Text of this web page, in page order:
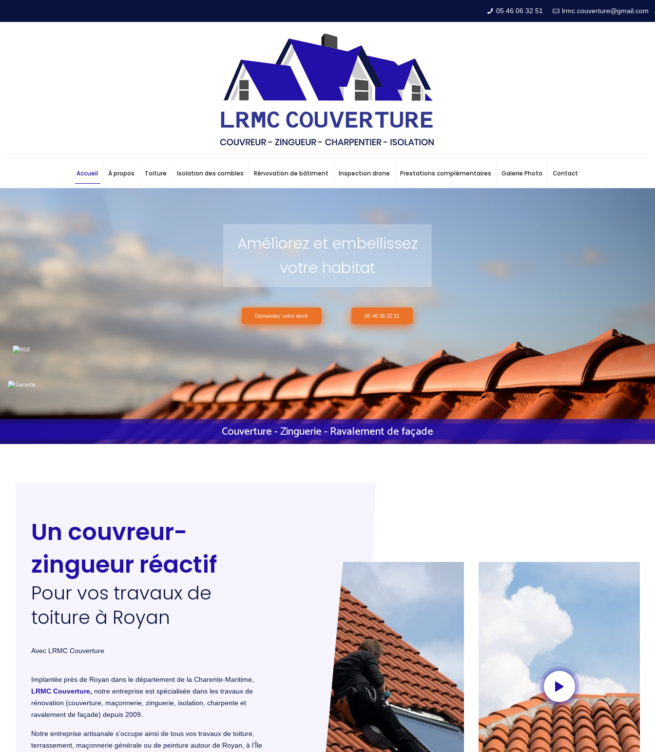
05 46 06 32 51 lrmc.couverture@gmail.com
Accueil À propos Toiture Isolation des combles Rénovation de bâtiment Inspection drone Prestations complémentaires Galerie Photo Contact
Un couvreur-
zingueur réactif
Pour vos travaux de
toiture à Royan
Avec LRMC Couverture
Implantée près de Royan dans le département de la Charente-Maritime,
LRMC Couverture, notre entreprise est spécialisée dans les travaux de
rénovation (couverture, maçonnerie, zinguerie, isolation, charpente et
ravalement de façade) depuis 2009.
Notre entreprise artisanale s’occupe ainsi de tous vos travaux de toiture,
terrassement, maçonnerie générale ou de peinture autour de Royan, à l’Île